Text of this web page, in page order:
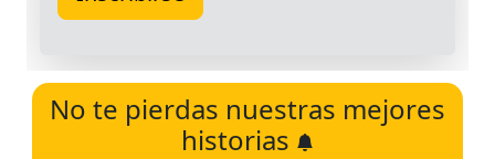
No te pierdas nuestras mejores
historias